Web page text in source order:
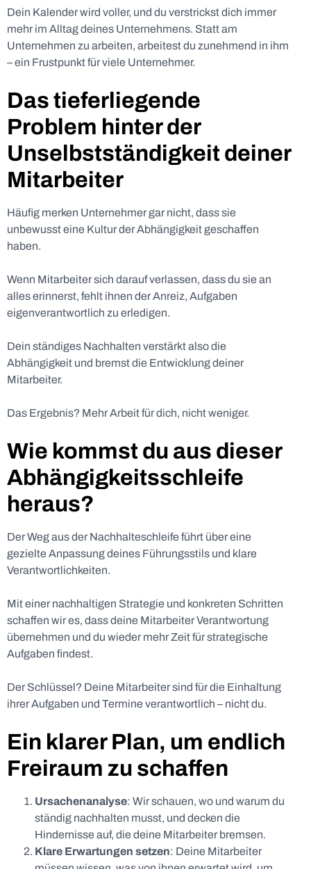
Dein Kalender wird voller, und du verstrickst dich immer
mehr im Alltag deines Unternehmens. Statt am
Unternehmen zu arbeiten, arbeitest du zunehmend in ihm
– ein Frustpunkt für viele Unternehmer.
Das tieferliegende
Problem hinter der
Unselbstständigkeit deiner
Mitarbeiter
Häufig merken Unternehmer gar nicht, dass sie
unbewusst eine Kultur der Abhängigkeit geschaffen
haben.
Wenn Mitarbeiter sich darauf verlassen, dass du sie an
alles erinnerst, fehlt ihnen der Anreiz, Aufgaben
eigenverantwortlich zu erledigen.
Dein ständiges Nachhalten verstärkt also die
Abhängigkeit und bremst die Entwicklung deiner
Mitarbeiter.
Das Ergebnis? Mehr Arbeit für dich, nicht weniger.
Wie kommst du aus dieser
Abhängigkeitsschleife
heraus?
Der Weg aus der Nachhalteschleife führt über eine
gezielte Anpassung deines Führungsstils und klare
Verantwortlichkeiten.
Mit einer nachhaltigen Strategie und konkreten Schritten
schaffen wir es, dass deine Mitarbeiter Verantwortung
übernehmen und du wieder mehr Zeit für strategische
Aufgaben findest.
Der Schlüssel? Deine Mitarbeiter sind für die Einhaltung
ihrer Aufgaben und Termine verantwortlich – nicht du.
Ein klarer Plan, um endlich
Freiraum zu schaffen
Ursachenanalyse: Wir schauen, wo und warum du
ständig nachhalten musst, und decken die
Hindernisse auf, die deine Mitarbeiter bremsen.
Klare Erwartungen setzen: Deine Mitarbeiter